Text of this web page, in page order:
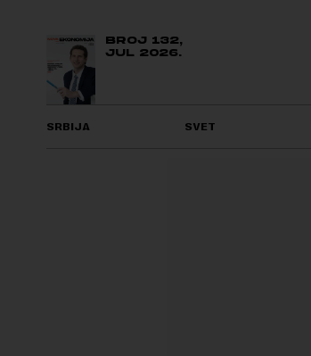
BROJ 132,
JUL 2026.
SRBIJA SVET